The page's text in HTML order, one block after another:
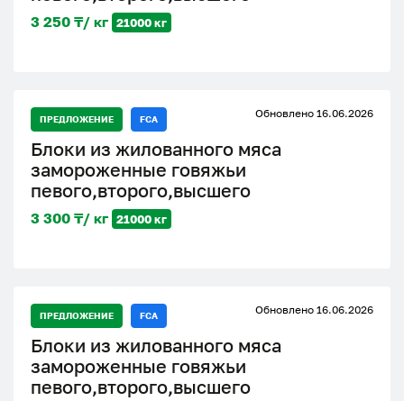
3 250 ₸/ кг 21000 кг
ПРЕДЛОЖЕНИЕ FCA Обновлено 16.06.2026
Блоки из жилованного мяса
замороженные говяжьи
певого,второго,высшего
3 300 ₸/ кг 21000 кг
ПРЕДЛОЖЕНИЕ FCA Обновлено 16.06.2026
Блоки из жилованного мяса
замороженные говяжьи
певого,второго,высшего